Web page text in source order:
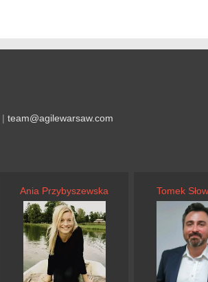
| team@agilewarsaw.com
Ania Przybyszewska Tomek